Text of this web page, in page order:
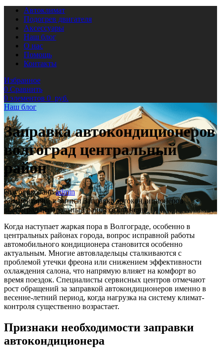
Автоклимат
Подогрев двигателя
Аксессуары
Наш блог
О нас
Помощь
Контакты
Избранное
0 Сравнить
0 элементов 0 руб.
Наш блог
Заправка автокондиционеров
волгоград центральный
район
Опубликовано admin
Комментариик записи Заправка автокондиционеров
волгоград центральный районотключены
Когда наступает жаркая пора в Волгограде, особенно в
центральных районах города, вопрос исправной работы
автомобильного кондиционера становится особенно
актуальным. Многие автовладельцы сталкиваются с
проблемой утечки фреона или снижением эффективности
охлаждения салона, что напрямую влияет на комфорт во
время поездок. Специалисты сервисных центров отмечают
рост обращений за заправкой автокондиционеров именно в
весенне-летний период, когда нагрузка на систему климат-
контроля существенно возрастает.
Признаки необходимости заправки
автокондиционера